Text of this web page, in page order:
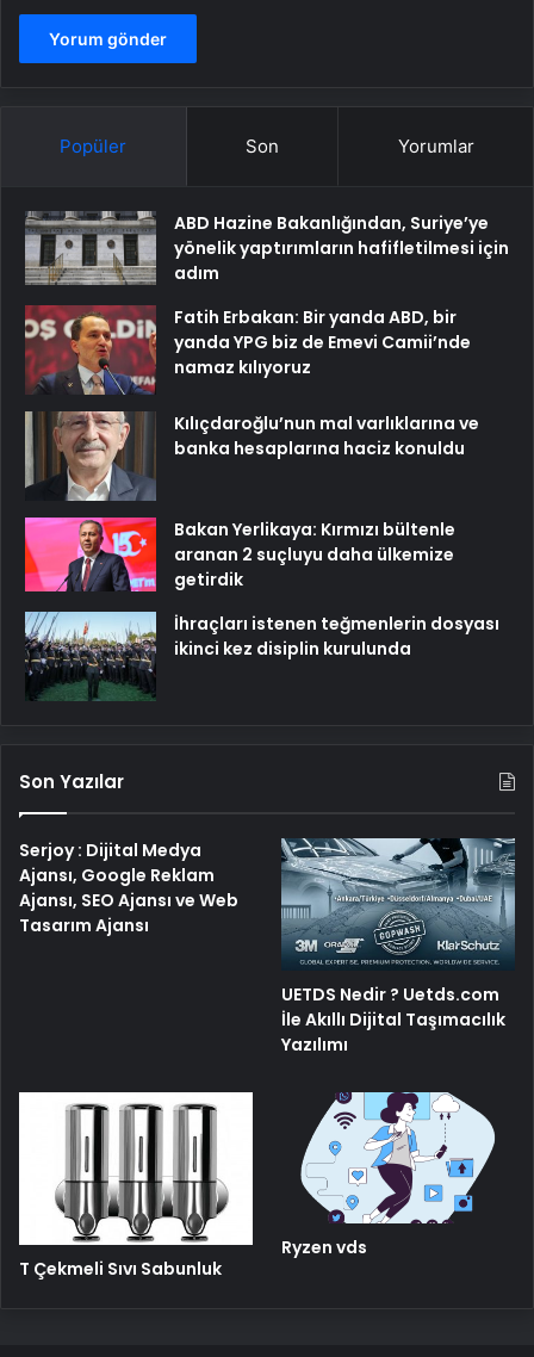
Popüler Son Yorumlar
ABD Hazine Bakanlığından, Suriye’ye
yönelik yaptırımların hafifletilmesi için
adım
Fatih Erbakan: Bir yanda ABD, bir
yanda YPG biz de Emevi Camii’nde
namaz kılıyoruz
Kılıçdaroğlu’nun mal varlıklarına ve
banka hesaplarına haciz konuldu
Bakan Yerlikaya: Kırmızı bültenle
aranan 2 suçluyu daha ülkemize
getirdik
İhraçları istenen teğmenlerin dosyası
ikinci kez disiplin kurulunda
Son Yazılar
Serjoy : Dijital Medya
Ajansı, Google Reklam
Ajansı, SEO Ajansı ve Web
Tasarım Ajansı
UETDS Nedir ? Uetds.com
İle Akıllı Dijital Taşımacılık
Yazılımı
T Çekmeli Sıvı Sabunluk
Ryzen vds